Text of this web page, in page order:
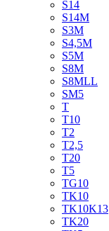
S14
S14M
S3M
S4,5M
S5M
S8M
S8MLL
SM5
T
T10
T2
T2,5
T20
T5
TG10
TK10
TK10K13
TK20